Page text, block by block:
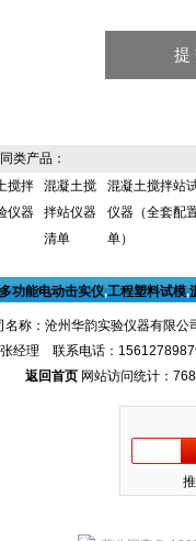
类产品：
搅拌
仪器
混凝土搅
拌站仪器
清单
混凝土搅拌站
仪器（全套配
单）
功能电动击实仪,工程塑料试模,
名称：沧州华韵实验仪器有限
张经理 联系电话：
返回首页 网站访问统计：